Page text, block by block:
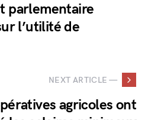
parlementaire
l’utilité de
NEXT ARTICLE —
agricoles ont